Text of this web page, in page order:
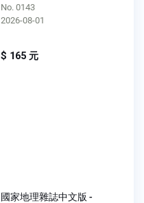
No. 0143
2026-08-01
$ 165 元
國家地理雜誌中文版 -